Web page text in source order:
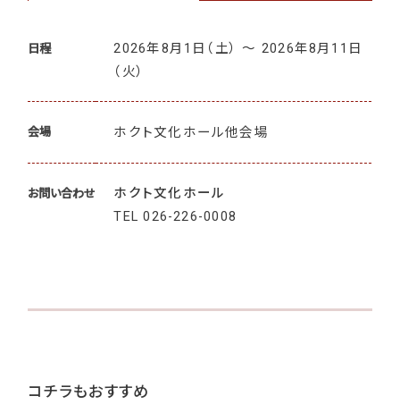
日程 2026年8月1日 （土）
〜 2026年8月11日
（火）
会場 ホクト文化ホール他会場
お問い合わせ
ホクト文化ホール
TEL026-226-0008
コチラもおすすめ